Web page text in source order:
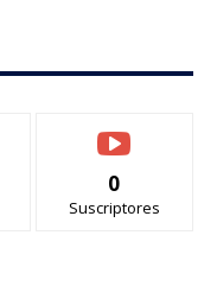
0
Suscriptores